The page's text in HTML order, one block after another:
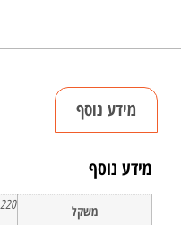
מידע נוסף
מידע נוסף
משקל 220 ק"ג